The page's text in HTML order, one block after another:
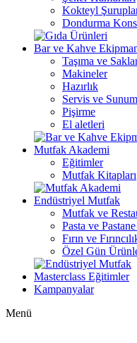
Kokteyl
Dondurma
Bar ve Kahve
Taşıma ve
Makineler
Hazırlık
Servis ve Sunum
Pişirme
El aletleri
Mutfak Akademi
Eğitimler
Mutfak Kitapları
Endüstriyel Mutfak
Mutfak ve
Pasta ve
Fırın ve
Özel Gün
Masterclass Eğitimler
Kampanyalar
Menü